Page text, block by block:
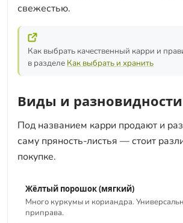
свежестью.
Как выбрать качественный карри и
в разделе Как выбрать и хранить
Виды и разновидности
Под названием карри продают и
саму пряность-листья — стоит
покупке.
Жёлтый порошок (мягкий)
Много куркумы и кориандра.
приправа.